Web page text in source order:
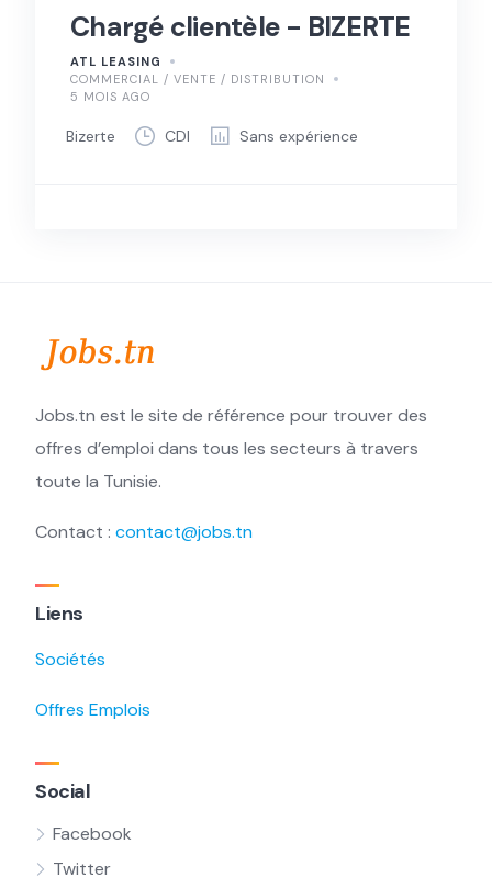
Chargé clientèle - BIZERTE
ATL LEASING
COMMERCIAL / VENTE / DISTRIBUTION
5 MOIS AGO
Bizerte CDI Sans expérience
Jobs.tn est le site de référence pour trouver des
offres d’emploi dans tous les secteurs à travers
toute la Tunisie.
Contact : contact@jobs.tn
Liens
Sociétés
Offres Emplois
Social
Facebook
Twitter